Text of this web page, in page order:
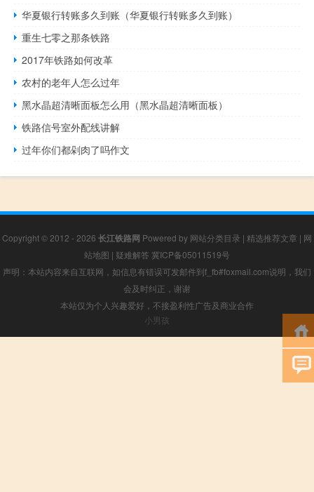
华夏银行转账多久到账（华夏银行转账多久到账）
重生七零之那条铁路
2017年铁路如何改革
农村的老年人怎么过年
黑水晶超清晰面板怎么用（黑水晶超清晰面板）
铁路信号室外配线讲解
过年你们都剁肉了吗作文
Copyright © 2012 - 2026 长江铁路网 Powered by 网站分类目录 | 精选推荐文章 | 网
站地图 | 疑难解答 冀ICP备05011519号
声明：本站内容来自互联网，如信息有错误可发邮件到f_fb#foxmail.com说明，我们
会及时纠正，谢谢
本站仅为个人兴趣爱好，不接盈利性广告及商业合作
小男孩